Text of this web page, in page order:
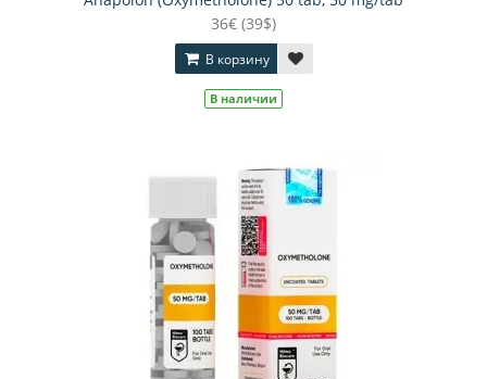
36€ (39$)
В корзину
В наличии